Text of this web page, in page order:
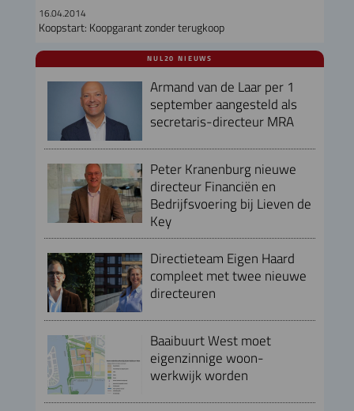
16.04.2014
Koopstart: Koopgarant zonder terugkoop
NUL20 NIEUWS
Armand van de Laar per 1
september aangesteld als
secretaris-directeur MRA
Peter Kranenburg nieuwe
directeur Financiën en
Bedrijfsvoering bij Lieven de
Key
Directieteam Eigen Haard
compleet met twee nieuwe
directeuren
Baaibuurt West moet
eigenzinnige woon-
werkwijk worden